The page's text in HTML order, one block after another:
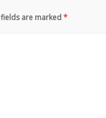
are marked*